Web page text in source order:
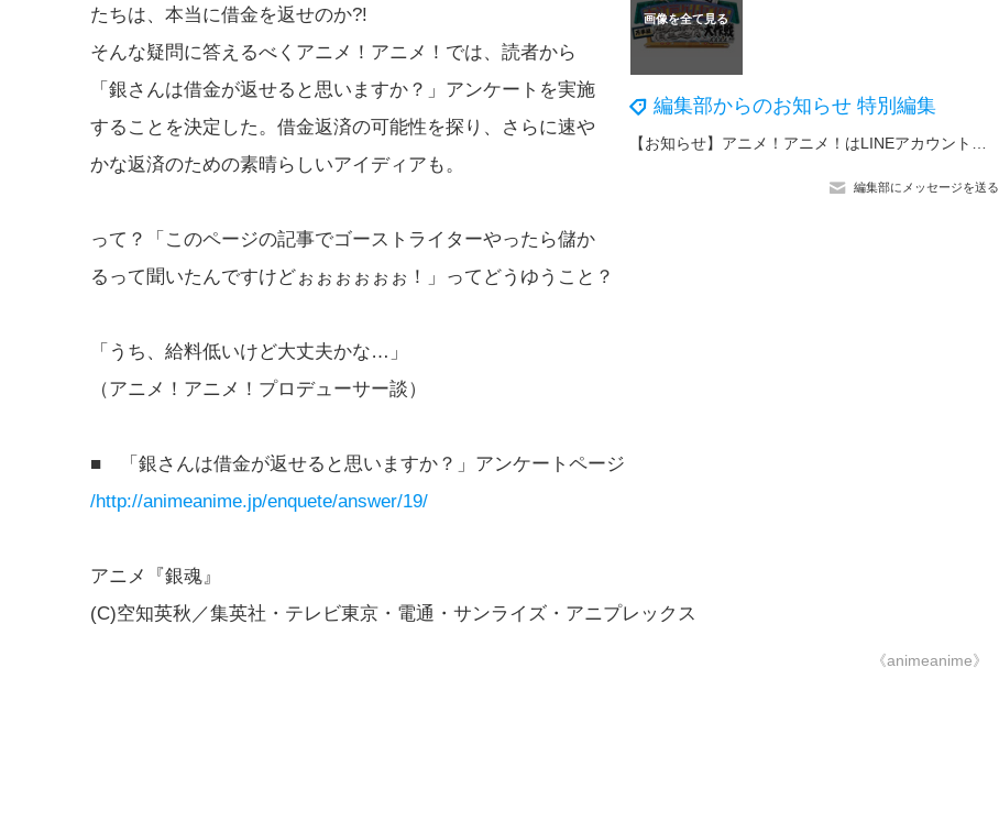
編集部からのお知らせ 特別編集
【お知らせ】アニメ！アニメ！はLINEアカウントを開設しました！
編集部にメッセージを送る
たちは、本当に借金を返せのか?!
そんな疑問に答えるべくアニメ！アニメ！では、読者から
「銀さんは借金が返せると思いますか？」アンケートを実施
することを決定した。借金返済の可能性を探り、さらに速や
かな返済のための素晴らしいアイディアも。
って？「このページの記事でゴーストライターやったら儲か
るって聞いたんですけどぉぉぉぉぉぉ！」ってどうゆうこと？
「うち、給料低いけど大丈夫かな…」
（アニメ！アニメ！プロデューサー談）
■ 「銀さんは借金が返せると思いますか？」アンケートページ
/http://animeanime.jp/enquete/answer/19/
アニメ『銀魂』
(C)空知英秋／集英社・テレビ東京・電通・サンライズ・アニプレックス
《animeanime》